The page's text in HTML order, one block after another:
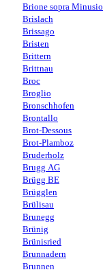
Brione sopra Minusio
Brislach
Brissago
Bristen
Brittern
Brittnau
Broc
Broglio
Bronschhofen
Brontallo
Brot-Dessous
Brot-Plamboz
Bruderholz
Brugg AG
Brügg BE
Brügglen
Brülisau
Brunegg
Brünig
Brünisried
Brunnadern
Brunnen